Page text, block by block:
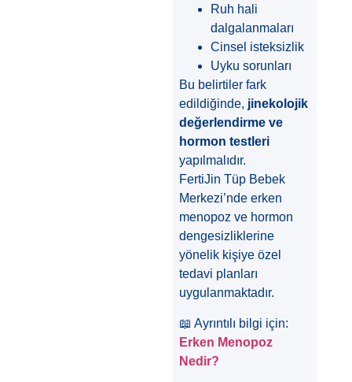
Ruh hali
dalgalanmaları
Cinsel isteksizlik
Uyku sorunları
Bu belirtiler fark
edildiğinde, jinekolojik
değerlendirme ve
hormon testleri
yapılmalıdır.
FertiJin Tüp Bebek
Merkezi’nde erken
menopoz ve hormon
dengesizliklerine
yönelik kişiye özel
tedavi planları
uygulanmaktadır.
📖 Ayrıntılı bilgi için:
Erken Menopoz
Nedir?